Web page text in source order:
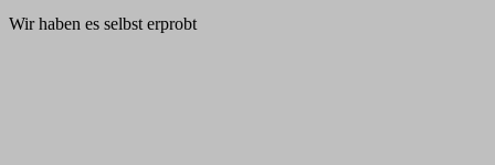
Wir haben es selbst erprobt